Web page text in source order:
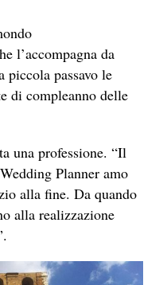
l’accompagna da
piccola passavo le
di compleanno delle
una professione. “Il
Planner amo
alla fine. Da quando
alla realizzazione